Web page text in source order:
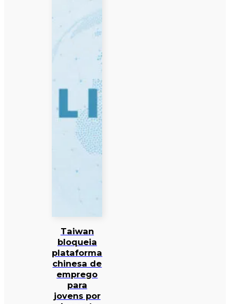
Taiwan
bloqueia
plataforma
chinesa de
emprego
para
jovens por